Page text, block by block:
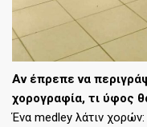
Αν έπρεπε να
χορογραφία, τι ύφος
Ένα medley λάτιν